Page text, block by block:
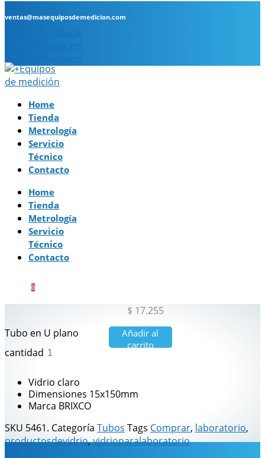
ventas@masequiposdemedicion.com
Home
Tienda
Metrología
Servicio
Técnico
Contacto
Home
Tienda
Metrología
Servicio
Técnico
Contacto
0
$ 17.255
Tubo en U plano
cantidad
Añadir al
carrito
Vidrio claro
Dimensiones 15x150mm
Marca BRIXCO
SKU 5461. Categoría Tubos Tags Comprar, laboratorio,
productosdevidrio,vidrioparalaboratorio
Descripción Información adicional